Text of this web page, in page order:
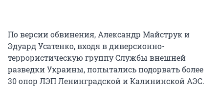
По версии обвинения, Александр Майструк и
Эдуард Усатенко, входя в диверсионно-
террористическую группу Службы внешней
разведки Украины, попытались подорвать более
30 опор ЛЭП Ленинградской и Калининской АЭС.